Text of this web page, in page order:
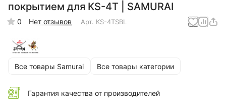
покрытием для KS-4T | SAMURAI
0 Нет отзывов Арт. KS-4TSBL
Все товары Samurai Все товары категории
Гарантия качества от производителей